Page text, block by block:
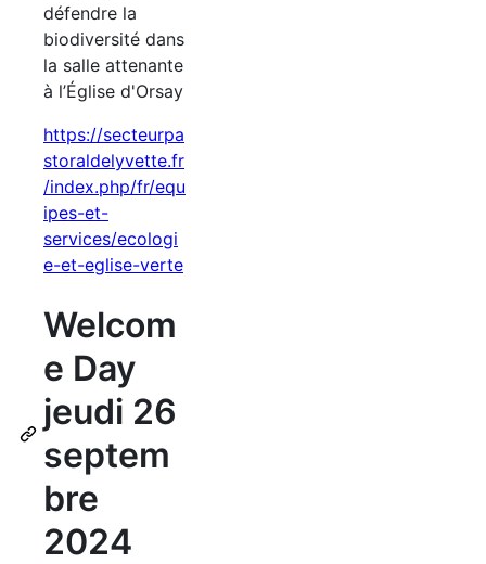
défendre la
biodiversité dans
la salle attenante
à l’Église d'Orsay
https://secteurpa
storaldelyvette.fr
/index.php/fr/equ
ipes-et-
services/ecologi
e-et-eglise-verte
Welcom
e Day
jeudi 26
septem
bre
2024